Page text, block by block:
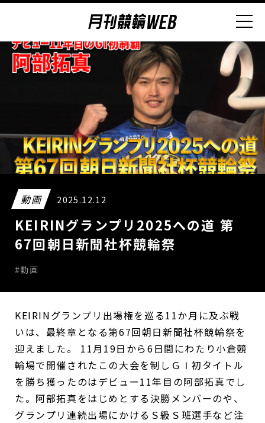
動画 2025.12.12
KEIRINグランプリ2025への道 第
67回朝日新聞社杯競輪祭
#動画
KEIRINグランプリ出場権を巡る11か月に及ぶ戦
いは、最終章となる第67回朝日新聞社杯競輪祭を
迎えました。 11月19日から6日間にわたり小倉競
輪場で開催されたこの大会を制しＧⅠ初タイトル
を勝ち獲ったのはデビュー11年目の阿部拓真でし
た。阿部拓真をはじめとする決勝メンバーのや、
グランプリ連続出場にかけるＳ級Ｓ班選手など注